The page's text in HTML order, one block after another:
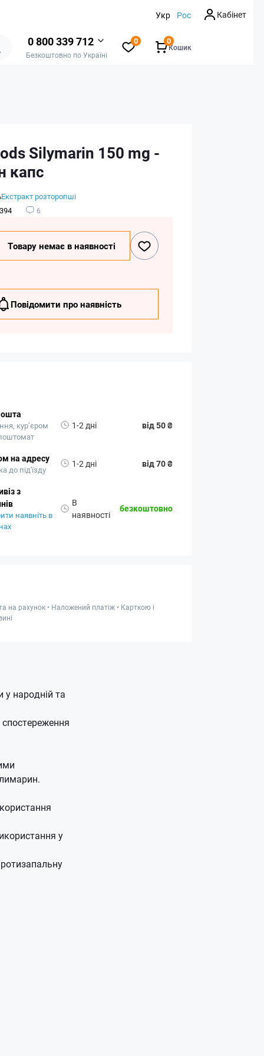
Укр Рос Кабінет
0 800 339 712
Безкоштовно по Україні
0
Кошик
0
Silymarin 150 mg -
капс
Екстракт розторопші
6
Товару немає в наявності
Повідомити про наявність
кур’єром
1-2 дні від 50 ₴
на адресу
до під'їзду
1-2 дні від 70 ₴
з
наявніть в
В
наявності
безкоштовно
на рахунок • Наложений платіж • Карткою і
у народній та
у